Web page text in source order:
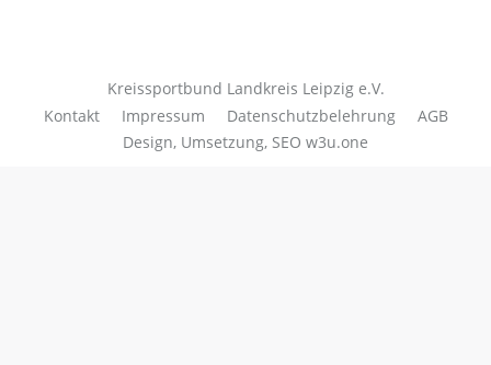
Kreissportbund Landkreis Leipzig e.V.
Kontakt
Impressum Datenschutzbelehrung
AGB
Design, Umsetzung, SEO w3u.one